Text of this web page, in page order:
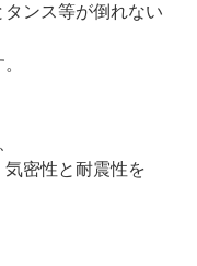
ンス等が倒れない
密性と耐震性を